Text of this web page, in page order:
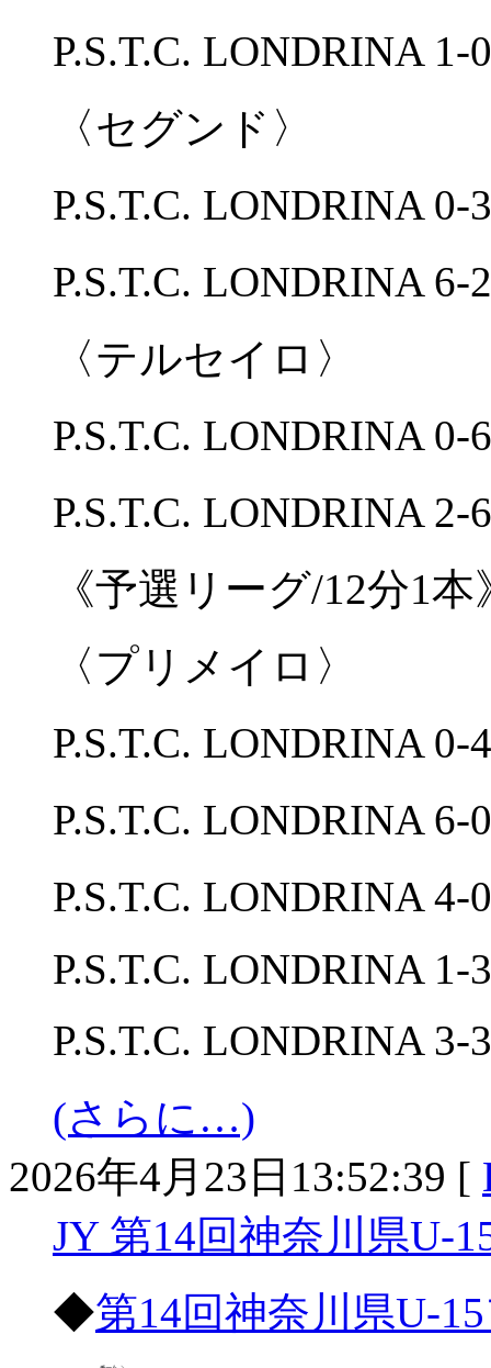
P.S.T.C. LONDRINA
〈セグンド〉
P.S.T.C. LONDRINA
P.S.T.C. LONDRINA
〈テルセイロ〉
P.S.T.C. LONDRINA
P.S.T.C. LONDRINA
《予選リーグ/12分1本
〈プリメイロ〉
P.S.T.C. LONDRINA
P.S.T.C. LONDRINA
P.S.T.C. LONDRINA
P.S.T.C. LONDRINA 1-
P.S.T.C. LONDRINA
(さらに…)
2026年4月23日13:52:39 [
JY 第14回神奈川県U-
◆第14回神奈川県U-